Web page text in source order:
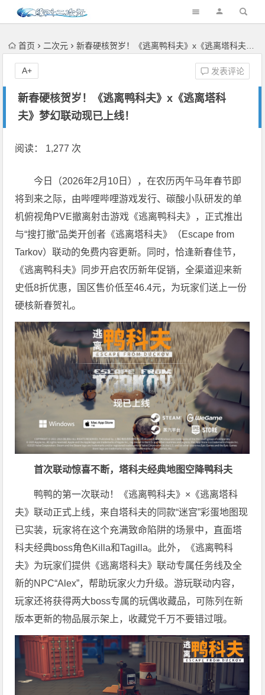
首页 二次元 新春硬核贺岁！《逃离鸭科夫》x《逃离塔科夫》梦幻联动现已上线！
新春硬核贺岁！《逃离鸭科夫》x《逃离塔科
夫》梦幻联动现已上线！
发表评论
A+
阅读： 1,277 次
今日（2026年2月10日），在农历丙午马年春节即
将到来之际，由哔哩哔哩游戏发行、碳酸小队研发的单
机俯视角PVE撤离射击游戏《逃离鸭科夫》，正式推出
与“搜打撤”品类开创者《逃离塔科夫》（Escape from
Tarkov）联动的免费内容更新。同时，恰逢新春佳节，
《逃离鸭科夫》同步开启农历新年促销，全渠道迎来新
史低8折优惠，国区售价低至46.4元，为玩家们送上一份
硬核新春贺礼。
首次联动惊喜不断，塔科夫经典地图空降鸭科夫
鸭鸭的第一次联动！《逃离鸭科夫》×《逃离塔科
夫》联动正式上线，来自塔科夫的同款“迷宫”彩蛋地图现
已实装，玩家将在这个充满致命陷阱的场景中，直面塔
科夫经典boss角色Killa和Tagilla。此外，《逃离鸭科
夫》为玩家们提供《逃离塔科夫》联动专属任务线及全
新的NPC“Alex”，帮助玩家火力升级。游玩联动内容，
玩家还将获得两大boss专属的玩偶收藏品，可陈列在新
版本更新的物品展示架上，收藏党千万不要错过哦。